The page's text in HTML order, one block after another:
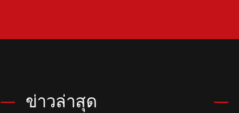
ข่าวล่าสุด